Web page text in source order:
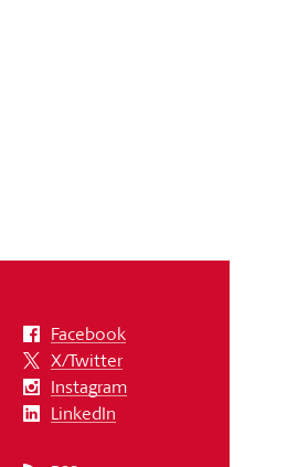
Facebook
X/Twitter
Instagram
LinkedIn